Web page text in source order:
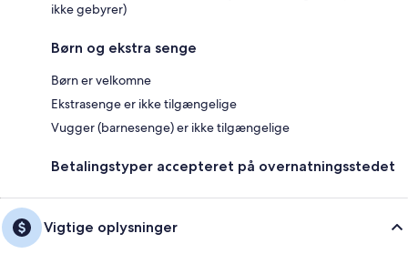
ikke gebyrer)
Børn og ekstra senge
Børn er velkomne
Ekstrasenge er ikke tilgængelige
Vugger (barnesenge) er ikke tilgængelige
Betalingstyper accepteret på overnatningsstedet
Vigtige oplysninger